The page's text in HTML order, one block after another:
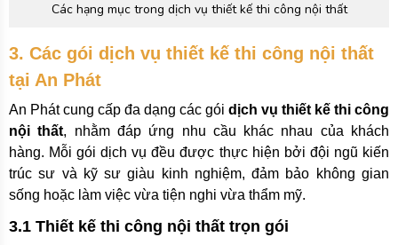
Các hạng mục trong dịch vụ thiết kế thi công nội thất
3. Các gói dịch vụ thiết kế thi công nội thất
tại An Phát
An Phát cung cấp đa dạng các gói dịch vụ thiết kế thi công
nội thất, nhằm đáp ứng nhu cầu khác nhau của khách
hàng. Mỗi gói dịch vụ đều được thực hiện bởi đội ngũ kiến
trúc sư và kỹ sư giàu kinh nghiệm, đảm bảo không gian
sống hoặc làm việc vừa tiện nghi vừa thẩm mỹ.
3.1 Thiết kế thi công nội thất trọn gói